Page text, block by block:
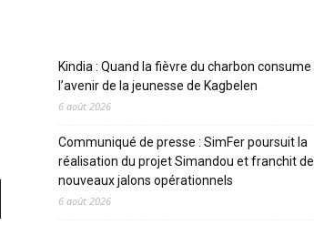
Kindia : Quand la fièvre du charbon consume
l’avenir de la jeunesse de Kagbelen
6 août 2026
Communiqué de presse : SimFer poursuit la
réalisation du projet Simandou et franchit de
nouveaux jalons opérationnels
6 août 2026